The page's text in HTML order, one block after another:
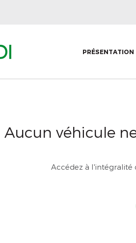
PRÉSENTATION
Aucun véhicule
Accédez à l'intégralité